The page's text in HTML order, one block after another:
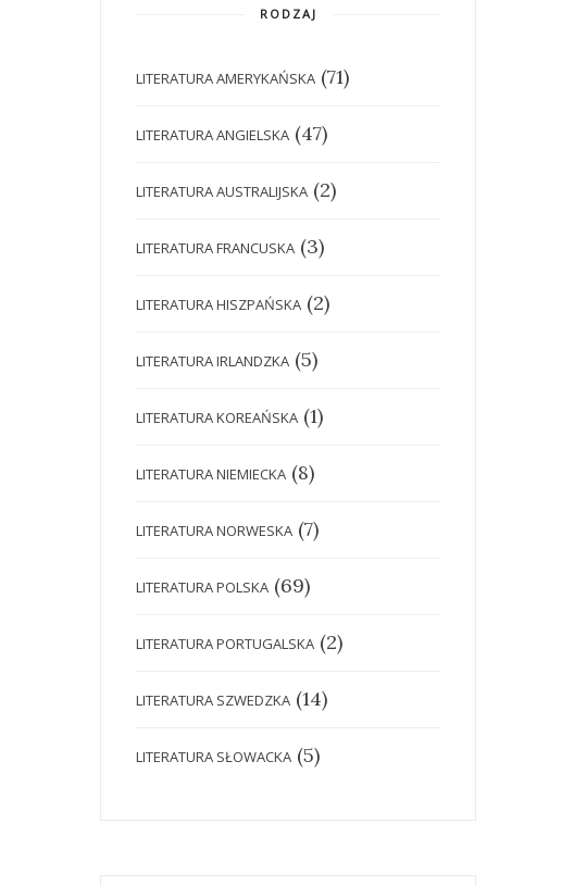
RODZAJ
LITERATURA AMERYKAŃSKA (71)
LITERATURA ANGIELSKA (47)
LITERATURA AUSTRALIJSKA (2)
LITERATURA FRANCUSKA (3)
LITERATURA HISZPAŃSKA (2)
LITERATURA IRLANDZKA (5)
LITERATURA KOREAŃSKA (1)
LITERATURA NIEMIECKA (8)
LITERATURA NORWESKA (7)
LITERATURA POLSKA (69)
LITERATURA PORTUGALSKA (2)
LITERATURA SZWEDZKA (14)
LITERATURA SŁOWACKA (5)